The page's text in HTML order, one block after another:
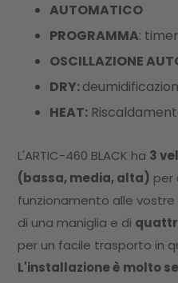
AUTOMATICO
PROGRAMMA: timer
OSCILLAZIONE
DRY:
HEAT:
L'ARTIC-460 BLACK ha 3
(bassa, media, alta) per
funzionamento alle
di una maniglia e di
per un facile trasporto in
L'installazione è molto